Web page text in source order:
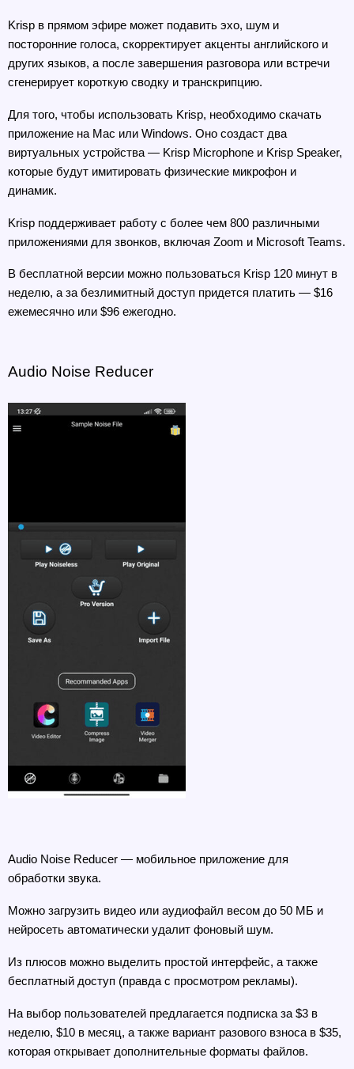
Krisp в прямом эфире может подавить эхо, шум и
посторонние голоса, скорректирует акценты английского и
других языков, а после завершения разговора или встречи
сгенерирует короткую сводку и транскрипцию.
Для того, чтобы использовать Krisp, необходимо скачать
приложение на Mac или Windows. Оно создаст два
виртуальных устройства — Krisp Microphone и Krisp Speaker,
которые будут имитировать физические микрофон и
динамик.
Krisp поддерживает работу с более чем 800 различными
приложениями для звонков, включая Zoom и Microsoft Teams.
В бесплатной версии можно пользоваться Krisp 120 минут в
неделю, а за безлимитный доступ придется платить — $16
ежемесячно или $96 ежегодно.
Audio Noise Reducer
Audio Noise Reducer — мобильное приложение для
обработки звука.
Можно загрузить видео или аудиофайл весом до 50 МБ и
нейросеть автоматически удалит фоновый шум.
Из плюсов можно выделить простой интерфейс, а также
бесплатный доступ (правда с просмотром рекламы).
На выбор пользователей предлагается подписка за $3 в
неделю, $10 в месяц, а также вариант разового взноса в $35,
которая открывает дополнительные форматы файлов.